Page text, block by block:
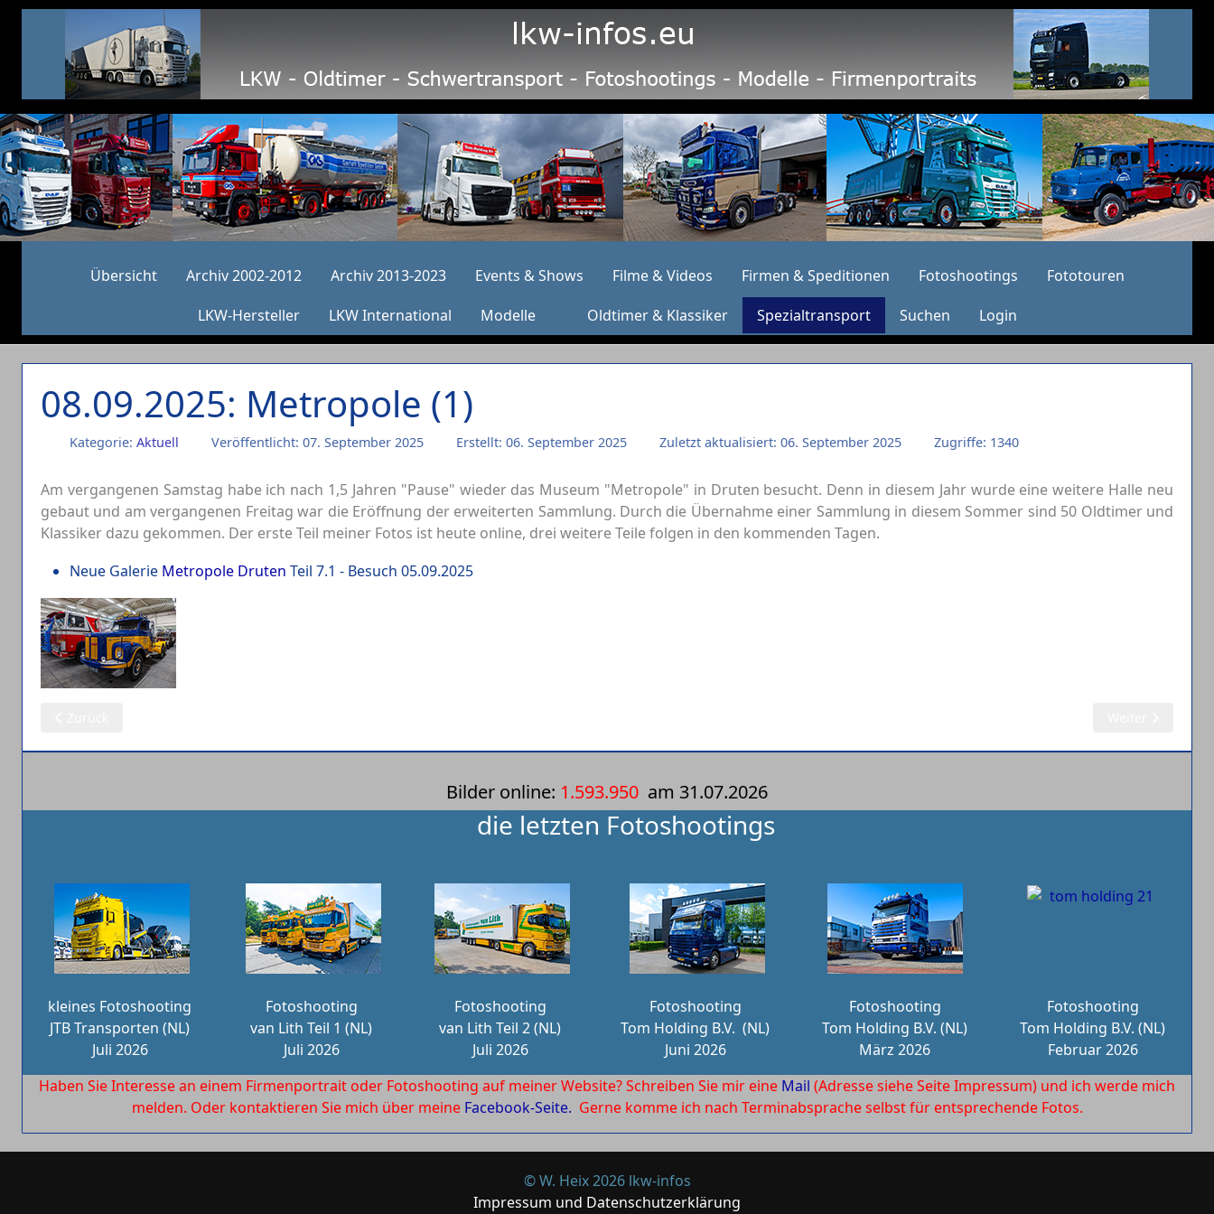
Übersicht Archiv 2002-2012 Archiv 2013-2023 Events & Shows Filme & Videos Firmen & Speditionen Fotoshootings
Fototouren
LKW-Hersteller
LKW International Modelle Oldtimer & Klassiker Spezialtransport Suchen Login
08.09.2025: Metropole (1)
Kategorie: Aktuell Veröffentlicht: 07. September 2025 Erstellt: 06. September 2025 Zuletzt aktualisiert: 06. September 2025 Zugriffe: 1340
Am vergangenen Samstag habe ich nach 1,5 Jahren "Pause" wieder das Museum "Metropole" in Druten besucht. Denn in diesem Jahr wurde eine weitere Halle neu
gebaut und am vergangenen Freitag war die Eröffnung der erweiterten Sammlung. Durch die Übernahme einer Sammlung in diesem Sommer sind 50 Oldtimer und
Klassiker dazu gekommen. Der erste Teil meiner Fotos ist heute online, drei weitere Teile folgen in den kommenden Tagen.
Neue Galerie Metropole Druten Teil 7.1 - Besuch 05.09.2025
Bilder online: 1.593.950 am 31.07.2026
die letzten Fotoshootings
kleines Fotoshooting
JTB Transporten (NL)
Juli 2026
Fotoshooting
van Lith Teil 1 (NL)
Juli 2026
Fotoshooting
van Lith Teil 2 (NL)
Juli 2026
Fotoshooting
Tom Holding B.V. (NL)
Juni 2026
Fotoshooting
Tom Holding B.V. (NL)
März 2026
Fotoshooting
Tom Holding B.V. (NL)
Februar 2026
Haben Sie Interesse an einem Firmenportrait oder Fotoshooting auf meiner Website? Schreiben Sie mir eine Mail (Adresse siehe Seite Impressum) und ich werde mich
melden. Oder kontaktieren Sie mich über meine Facebook-Seite. Gerne komme ich nach Terminabsprache selbst für entsprechende Fotos.
© W. Heix 2026 lkw-infos
Impressum und Datenschutzerklärung